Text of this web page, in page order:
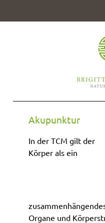
Akupunktur
In der TCM gilt der
Körper als ein
Organe und